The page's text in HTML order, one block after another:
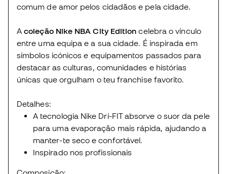
comum de amor pelos cidadãos e pela cidade.
Acoleção Nike NBA City Edition celebra o vínculo
entre uma equipa e a sua cidade. É inspirada em
símbolos icónicos e equipamentos passados para
destacar as culturas, comunidades e histórias
únicas que orgulham o teu franchise favorito.
Detalhes:
A tecnologia Nike Dri-FIT absorve o suor da pele
para uma evaporação mais rápida, ajudando a
manter-te seco e confortável.
Inspirado nos profissionais